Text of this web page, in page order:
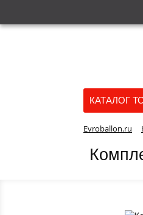
КАТАЛОГ
Evroballon.ru